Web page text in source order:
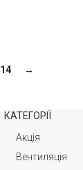
14 →
КАТЕГОРІЇ
Акція
Вентиляція